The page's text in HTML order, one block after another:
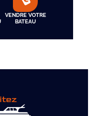
VENDRE VOTRE
BATEAU